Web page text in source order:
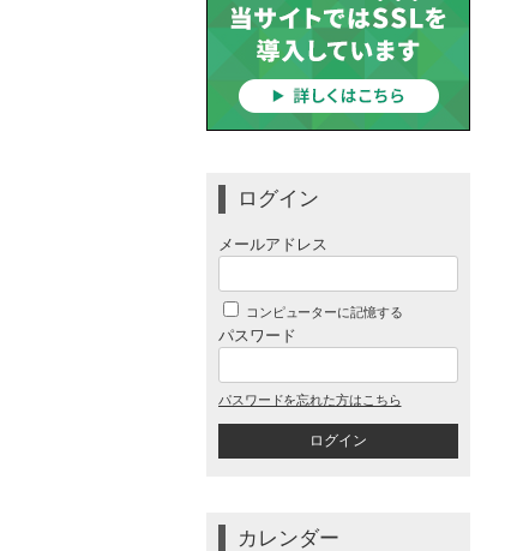
ログイン
メールアドレス
コンピューターに記憶する
パスワード
パスワードを忘れた方はこちら
カレンダー